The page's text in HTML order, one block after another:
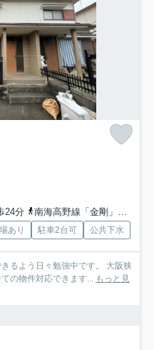
24分
南海高野線「金剛」駅 徒歩32分
あり 駐車2台可 公共下水
るよう日々勉強中です。 大阪狭
の物件対応できます...
もっと見